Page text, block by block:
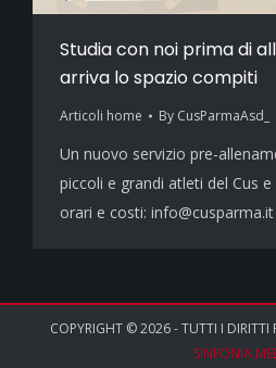
Studia con noi prima di
arriva lo spazio compiti
Articoli home By CusParmaAsd_
Un nuovo servizio pre-
piccoli e grandi atleti del Cus
orari e costi: info@cusparma.it
COPYRIGHT © 2026 - TUTTI I
SINFONIA